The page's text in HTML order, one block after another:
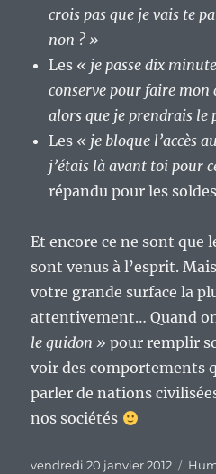
crois pas que je vais te
non ? »
Les « je passe dix
conserve pour faire
alors que je prendrais le
Les « je bloque l’accès
j’étais là avant toi pour
répandu pour les
Et encore ce ne sont que
sont venus à l’esprit.
votre grande surface la
attentivement… Quand
le guidon » pour remplir
voir des comportements
parler de nations
nos sociétés
Publié
vendredi 20 janvier 2012